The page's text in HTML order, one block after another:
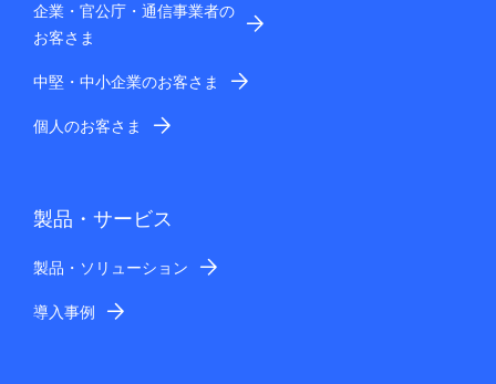
企業・官公庁・通信事業者の
お客さま
中堅・中小企業のお客さま
個人のお客さま
製品・サービス
製品・ソリューション
導入事例